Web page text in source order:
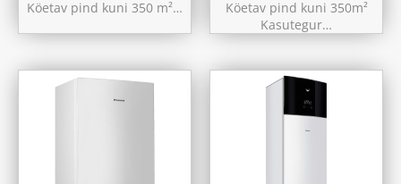
Köetav pind kuni 350 m²…
Köetav pind kuni 350m²
Kasutegur…